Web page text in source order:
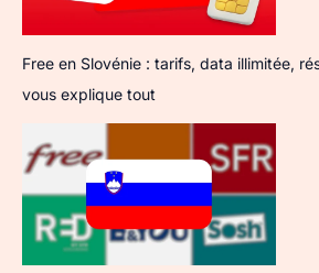
Free en Slovénie : tarifs, data illimitée,
vous explique tout